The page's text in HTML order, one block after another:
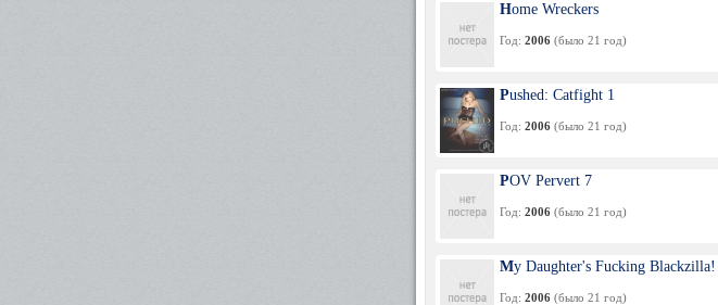
Home Wreckers
Год: 2006 (было 21 год)
Pushed: Catfight 1
Год: 2006 (было 21 год)
POV Pervert 7
Год: 2006 (было 21 год)
My Daughter's Fucking
Год: 2006 (было 21 год)